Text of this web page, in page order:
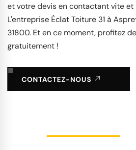
et votre devis en contactant vite
L'entreprise Éclat Toiture 31 à
31800. Et en ce moment, profitez
gratuitement !
CONTACTEZ-NOUS